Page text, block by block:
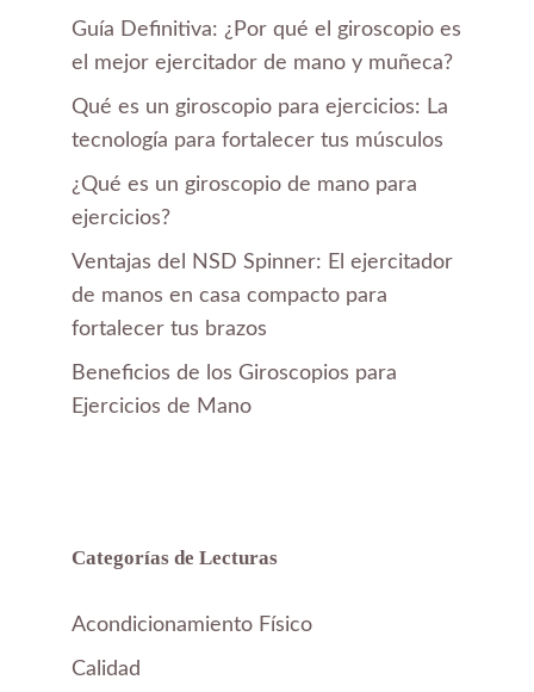
Guía Definitiva: ¿Por qué el giroscopio es
el mejor ejercitador de mano y muñeca?
Qué es un giroscopio para ejercicios: La
tecnología para fortalecer tus músculos
¿Qué es un giroscopio de mano para
ejercicios?
Ventajas del NSD Spinner: El ejercitador
de manos en casa compacto para
fortalecer tus brazos
Beneficios de los Giroscopios para
Ejercicios de Mano
Categorías de Lecturas
Acondicionamiento Físico
Calidad